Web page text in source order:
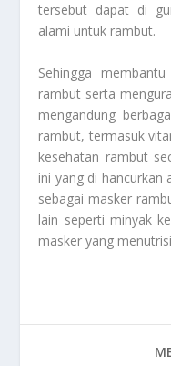
tersebut dapat di
alami untuk rambut.
Sehingga
rambut serta
mengandung
rambut, termasuk
kesehatan rambut
ini yang di hancurkan
sebagai masker
lain seperti minyak
masker yang